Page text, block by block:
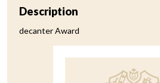
Description
decanter Award